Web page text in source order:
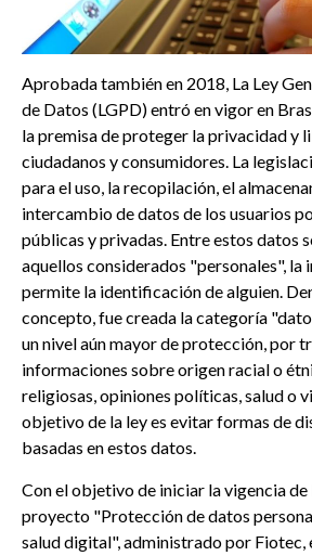
Aprobada también en 2018, La Ley
de Datos (LGPD) entró en vigor en
la premisa de proteger la privacidad y
ciudadanos y consumidores. La
para el uso, la recopilación, el
intercambio de datos de los usuarios
públicas y privadas. Entre estos datos
aquellos considerados "personales", la
permite la identificación de alguien.
concepto, fue creada la categoría
un nivel aún mayor de protección, por
informaciones sobre origen racial o
religiosas, opiniones políticas, salud o
objetivo de la ley es evitar formas de
basadas en estos datos.
Con el objetivo de iniciar la vigencia de
proyecto "Protección de datos
salud digital", administrado por Fiotec,